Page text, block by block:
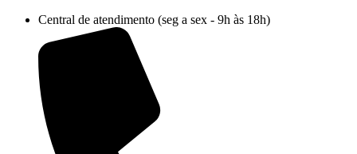
conteúdo
Central de atendimento (seg a sex - 9h às 18h)